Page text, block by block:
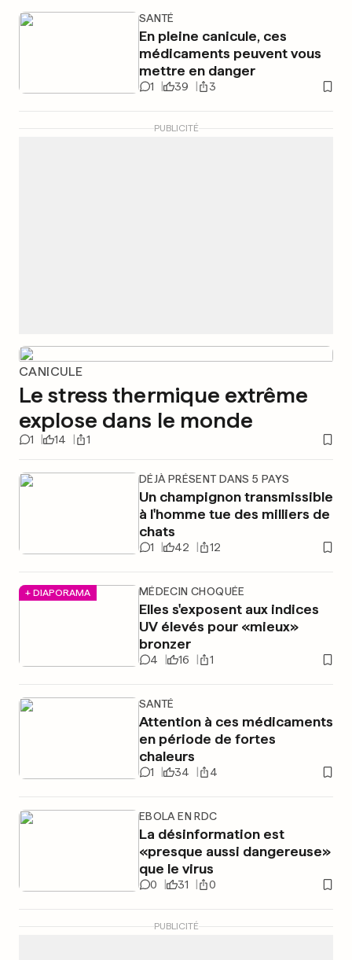
SANTÉ
En pleine canicule, ces
médicaments peuvent vous
mettre en danger
1 39 3
PUBLICITÉ
CANICULE
Le stress thermique extrême
explose dans le monde
1 14 1
DÉJÀ PRÉSENT DANS 5 PAYS
Un champignon transmissible
à l'homme tue des milliers de
chats
1 42 12
+ DIAPORAMA MÉDECIN CHOQUÉE
Elles s'exposent aux indices
UV élevés pour «mieux»
bronzer
4 16 1
SANTÉ
Attention à ces médicaments
en période de fortes
chaleurs
1 34 4
EBOLA EN RDC
La désinformation est
«presque aussi dangereuse»
que le virus
0 31 0
PUBLICITÉ